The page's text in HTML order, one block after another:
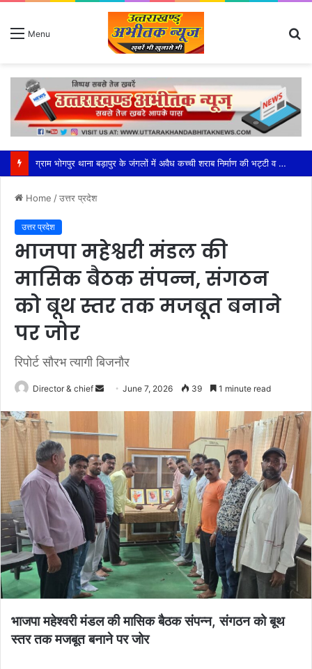
Menu
महेश्वरी मंडल की सक्रियता से सफल हुआ भाजपा का बूथ अध्यक्ष सम्मेलन
Home /उत्तर प्रदेश
उत्तर प्रदेश
भाजपा महेश्वरी मंडल की
मासिक बैठक संपन्न, संगठन
को बूथ स्तर तक मजबूत बनाने
पर जोर
रिपोर्ट सौरभ त्यागी बिजनौर
Director & chief
SendJune 7, 2026 39 1 minute read
भाजपा महेश्वरी मंडल की मासिक बैठक संपन्न, संगठन को बूथ
स्तर तक मजबूत बनाने पर जोर